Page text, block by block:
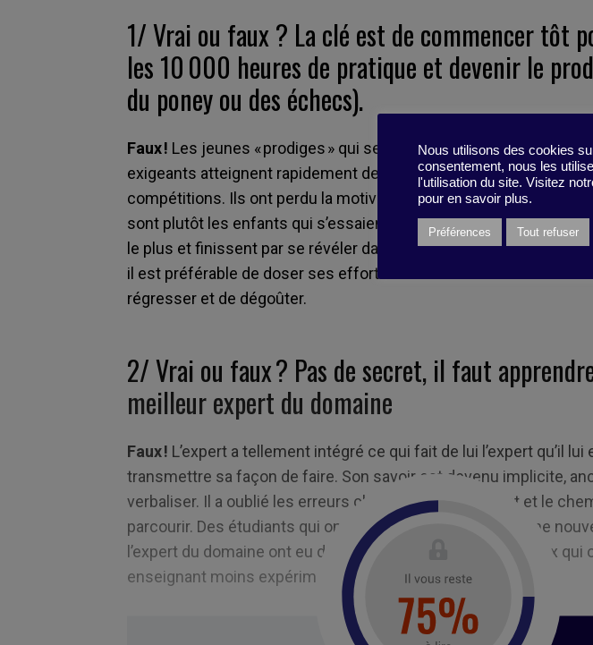
1/Vrai ou faux ? La clé est de commencer tôt
les 10 000 heures de pratique et devenir le
du poney ou des échecs).
Faux ! Les jeunes « prodiges » qui se soumettent à des
exigeants atteignent rapidement des niveaux très élevés puis…
compétitions. Ils ont perdu la motivation à force de cumuler des
sont plutôt les enfants qui s’essaient à plusieurs sports ou
le plus et finissent par se révéler dans une de leurs disciplines.
il est préférable de doser ses efforts et d’éviter le sur-
régresser et de dégoûter.
2/Vrai ou faux ? Pas de secret, il faut
meilleur expert du domaine
Faux ! L’expert a tellement intégré ce qui fait de lui l’expert qu’il
transmettre sa façon de faire. Son savoir est devenu implicite,
verbaliser. Il a oublié les erreurs classiques du débutant et le
parcourir. Des étudiants qui ont commencé à apprendre une
l’expert du domaine ont eu de moins bons résultats que ceux qui
enseignant moins expérimenté.
Nous utilisons des cookies
consentement, nous les
l'utilisation du site. Visitez
pour en savoir plus.
Préférences Tout refuser